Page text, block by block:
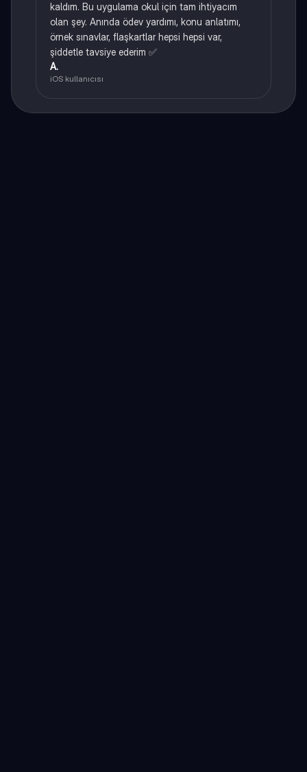
kaldım. Bu uygulama okul için tam ihtiyacım
olan şey. Anında ödev yardımı, konu anlatımı,
örnek sınavlar, flaşkartlar hepsi hepsi var,
şiddetle tavsiye ederim ✅
A.
iOS kullanıcısı